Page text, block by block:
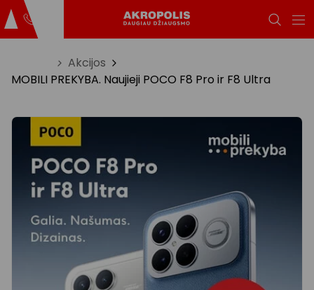
Akcijos
MOBILI PREKYBA. Naujieji POCO F8 Pro ir F8 Ultra